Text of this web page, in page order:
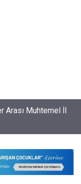
Arası Muhtemel İl